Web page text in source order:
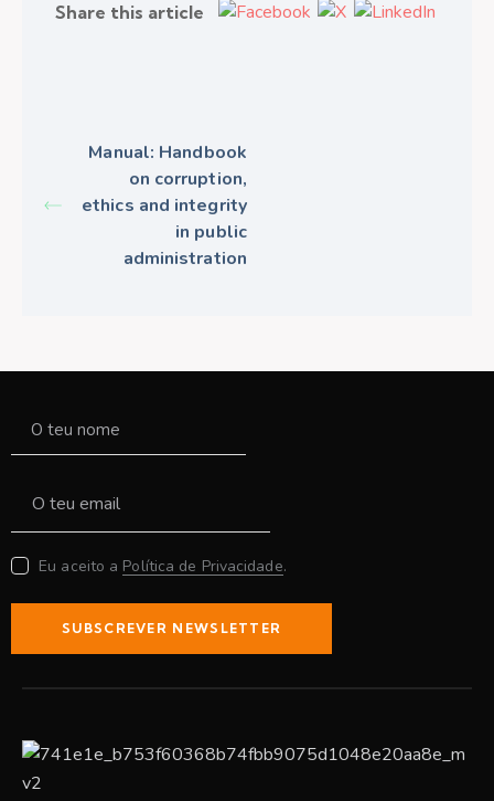
Share this article
Manual: Handbook
on corruption,
ethics and integrity
in public
administration
Eu aceito a Política de Privacidade.
SUBSCREVER NEWSLETTER